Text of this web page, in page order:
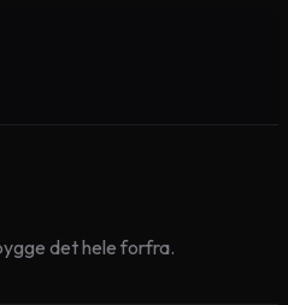
det hele forfra.